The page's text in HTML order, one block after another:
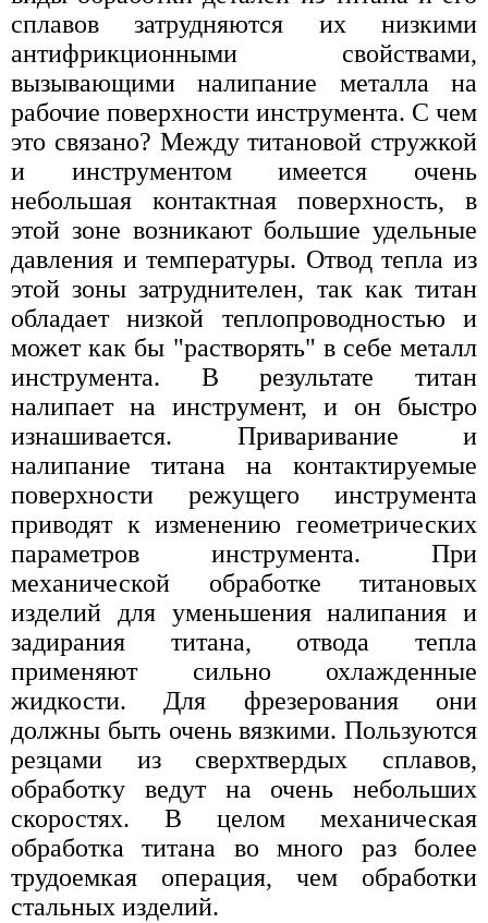
сплавов затрудняются их низкими
антифрикционными свойствами,
вызывающими налипание металла на
рабочие поверхности инструмента. С чем
это связано? Между титановой стружкой
и инструментом имеется очень
небольшая контактная поверхность, в
этой зоне возникают большие удельные
давления и температуры. Отвод тепла из
этой зоны затруднителен, так как титан
обладает низкой теплопроводностью и
может как бы "растворять" в себе металл
инструмента. В результате титан
налипает на инструмент, и он быстро
изнашивается. Приваривание и
налипание титана на контактируемые
поверхности режущего инструмента
приводят к изменению геометрических
параметров инструмента. При
механической обработке титановых
изделий для уменьшения налипания и
задирания титана, отвода тепла
применяют сильно охлажденные
жидкости. Для фрезерования они
должны быть очень вязкими. Пользуются
резцами из сверхтвердых сплавов,
обработку ведут на очень небольших
скоростях. В целом механическая
обработка титана во много раз более
трудоемкая операция, чем обработки
стальных изделий.